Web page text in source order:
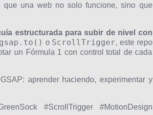
que una web no solo funcione, sino que
estructurada para subir de nivel con
gsap.to() o ScrollTrigger, este repo
un Fórmula 1 con control total de cada
aprender haciendo, experimentar y
#ScrollTrigger #MotionDesign